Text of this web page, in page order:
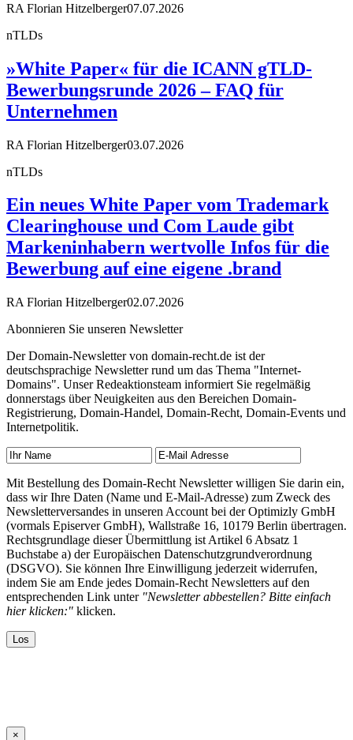
RA Florian Hitzelberger07.07.2026
nTLDs
»White Paper« für die ICANN gTLD-
Bewerbungsrunde 2026 – FAQ für
Unternehmen
RA Florian Hitzelberger03.07.2026
nTLDs
Ein neues White Paper vom Trademark
Clearinghouse und Com Laude gibt
Markeninhabern wertvolle Infos für die
Bewerbung auf eine eigene .brand
RA Florian Hitzelberger02.07.2026
Abonnieren Sie unseren Newsletter
Der Domain-Newsletter von domain-recht.de ist der
deutschsprachige Newsletter rund um das Thema "Internet-
Domains". Unser Redeaktionsteam informiert Sie regelmäßig
donnerstags über Neuigkeiten aus den Bereichen Domain-
Registrierung, Domain-Handel, Domain-Recht, Domain-Events und
Internetpolitik.
Mit Bestellung des Domain-Recht Newsletter willigen Sie darin ein,
dass wir Ihre Daten (Name und E-Mail-Adresse) zum Zweck des
Newsletterversandes in unseren Account bei der Optimizly GmbH
(vormals Episerver GmbH), Wallstraße 16, 10179 Berlin übertragen.
Rechtsgrundlage dieser Übermittlung ist Artikel 6 Absatz 1
Buchstabe a) der Europäischen Datenschutzgrundverordnung
(DSGVO). Sie können Ihre Einwilligung jederzeit widerrufen,
indem Sie am Ende jedes Domain-Recht Newsletters auf den
entsprechenden Link unter "Newsletter abbestellen? Bitte einfach
hier klicken:" klicken.
×